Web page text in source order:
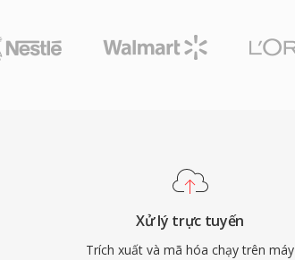
Xử lý trực tuyến
Trích xuất và mã hóa chạy trên máy